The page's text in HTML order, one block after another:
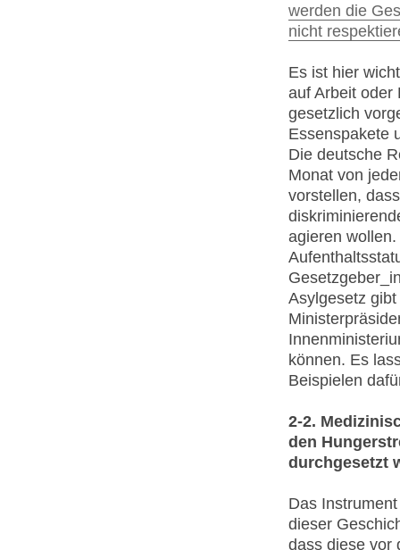
werden die
nicht
Es ist hier
auf Arbeit oder
gesetzlich
Essenspakete
Die deutsche
Monat von
vorstellen,
agieren
Asylgesetz
können. Es
Beispielen
2-2.
den
durchgesetzt
Das
dieser
dass diese vor